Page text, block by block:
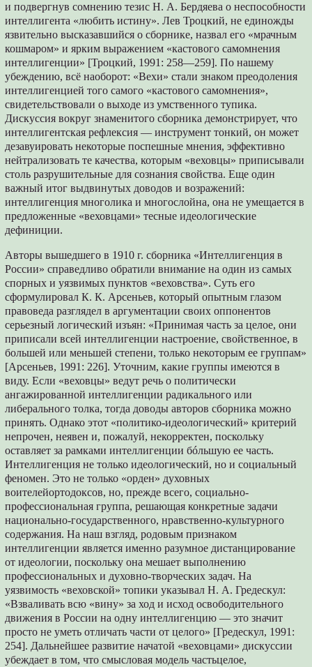
и подвергнув сомнению тезис Н. А. Бердяева о неспособности
интеллигента «любить истину». Лев Троцкий, не единожды
язвительно высказавшийся о сборнике, назвал его «мрачным
кошмаром» и ярким выражением «кастового самомнения
интеллигенции» [Троцкий, 1991: 258—259]. По нашему
убеждению, всё наоборот: «Вехи» стали знаком преодоления
интеллигенцией того самого «кастового самомнения»,
свидетельствовали о выходе из умственного тупика.
Дискуссия вокруг знаменитого сборника демонстрирует, что
интеллигентская рефлексия — инструмент тонкий, он может
дезавуировать некоторые поспешные мнения, эффективно
нейтрализовать те качества, которым «веховцы» приписывали
столь разрушительные для сознания свойства. Еще один
важный итог выдвинутых доводов и возражений:
интеллигенция многолика и многослойна, она не умещается в
предложенные «веховцами» тесные идеологические
дефиниции.
Авторы вышедшего в 1910 г. сборника «Интеллигенция в
России» справедливо обратили внимание на один из самых
спорных и уязвимых пунктов «веховства». Суть его
сформулировал К. К. Арсеньев, который опытным глазом
правоведа разглядел в аргументации своих оппонентов
серьезный логический изъян: «Принимая часть за целое, они
приписали всей интеллигенции настроение, свойственное, в
большей или меньшей степени, только некоторым ее группам»
[Арсеньев, 1991: 226]. Уточним, какие группы имеются в
виду. Если «веховцы» ведут речь о политически
ангажированной интеллигенции радикального или
либерального толка, тогда доводы авторов сборника можно
принять. Однако этот «политико-идеологический» критерий
непрочен, неявен и, пожалуй, некорректен, поскольку
оставляет за рамками интеллигенции бóльшую ее часть.
Интеллигенция не только идеологический, но и социальный
феномен. Это не только «орден» духовных
воителейортодоксов, но, прежде всего, социально-
профессиональная группа, решающая конкретные задачи
национально-государственного, нравственно-культурного
содержания. На наш взгляд, родовым признаком
интеллигенции является именно разумное дистанцирование
от идеологии, поскольку она мешает выполнению
профессиональных и духовно-творческих задач. На
уязвимость «веховской» топики указывал Н. А. Гредескул:
«Взваливать всю «вину» за ход и исход освободительного
движения в России на одну интеллигенцию — это значит
просто не уметь отличать части от целого» [Гредескул, 1991:
254]. Дальнейшее развитие начатой «веховцами» дискуссии
убеждает в том, что смысловая модель частьцелое,